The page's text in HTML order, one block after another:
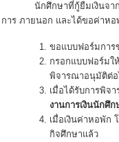
นักศึกษาที่กู้ยืมเงินจากกอง
การ ภายนอก และได้ขอค่าหอ
ขอแบบฟอร์มการ
กรอกแบบฟอร์มใ
พิจารณาอนุมัติต่อ
เมื่อได้รับการพิจ
งานการเงินนักศึ
เมื่อเงินค่าหอพัก
กิจศึกษาแล้ว